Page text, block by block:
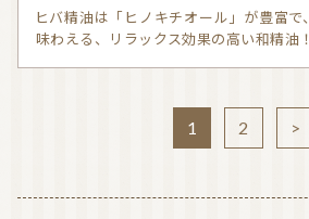
ヒバ精油は「ヒノキチオール」が豊富で、手軽に森林浴気分が
味わえる、リラックス効果の高い和精油！
1 2 >